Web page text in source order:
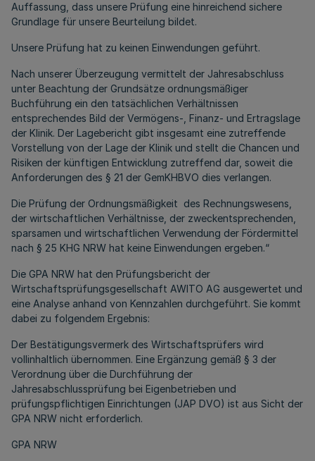
Auffassung, dass unsere Prüfung eine hinreichend sichere
Grundlage für unsere Beurteilung bildet.
Unsere Prüfung hat zu keinen Einwendungen geführt.
Nach unserer Überzeugung vermittelt der Jahresabschluss
unter Beachtung der Grundsätze ordnungsmäßiger
Buchführung ein den tatsächlichen Verhältnissen
entsprechendes Bild der Vermögens-, Finanz- und Ertragslage
der Klinik. Der Lagebericht gibt insgesamt eine zutreffende
Vorstellung von der Lage der Klinik und stellt die Chancen und
Risiken der künftigen Entwicklung zutreffend dar, soweit die
Anforderungen des § 21 der GemKHBVO dies verlangen.
Die Prüfung der Ordnungsmäßigkeit des Rechnungswesens,
der wirtschaftlichen Verhältnisse, der zweckentsprechenden,
sparsamen und wirtschaftlichen Verwendung der Fördermittel
nach § 25 KHG NRW hat keine Einwendungen ergeben.“
Die GPA NRW hat den Prüfungsbericht der
Wirtschaftsprüfungsgesellschaft AWITO AG ausgewertet und
eine Analyse anhand von Kennzahlen durchgeführt. Sie kommt
dabei zu folgendem Ergebnis:
Der Bestätigungsvermerk des Wirtschaftsprüfers wird
vollinhaltlich übernommen. Eine Ergänzung gemäß § 3 der
Verordnung über die Durchführung der
Jahresabschlussprüfung bei Eigenbetrieben und
prüfungspflichtigen Einrichtungen (JAP DVO) ist aus Sicht der
GPA NRW nicht erforderlich.
GPA NRW